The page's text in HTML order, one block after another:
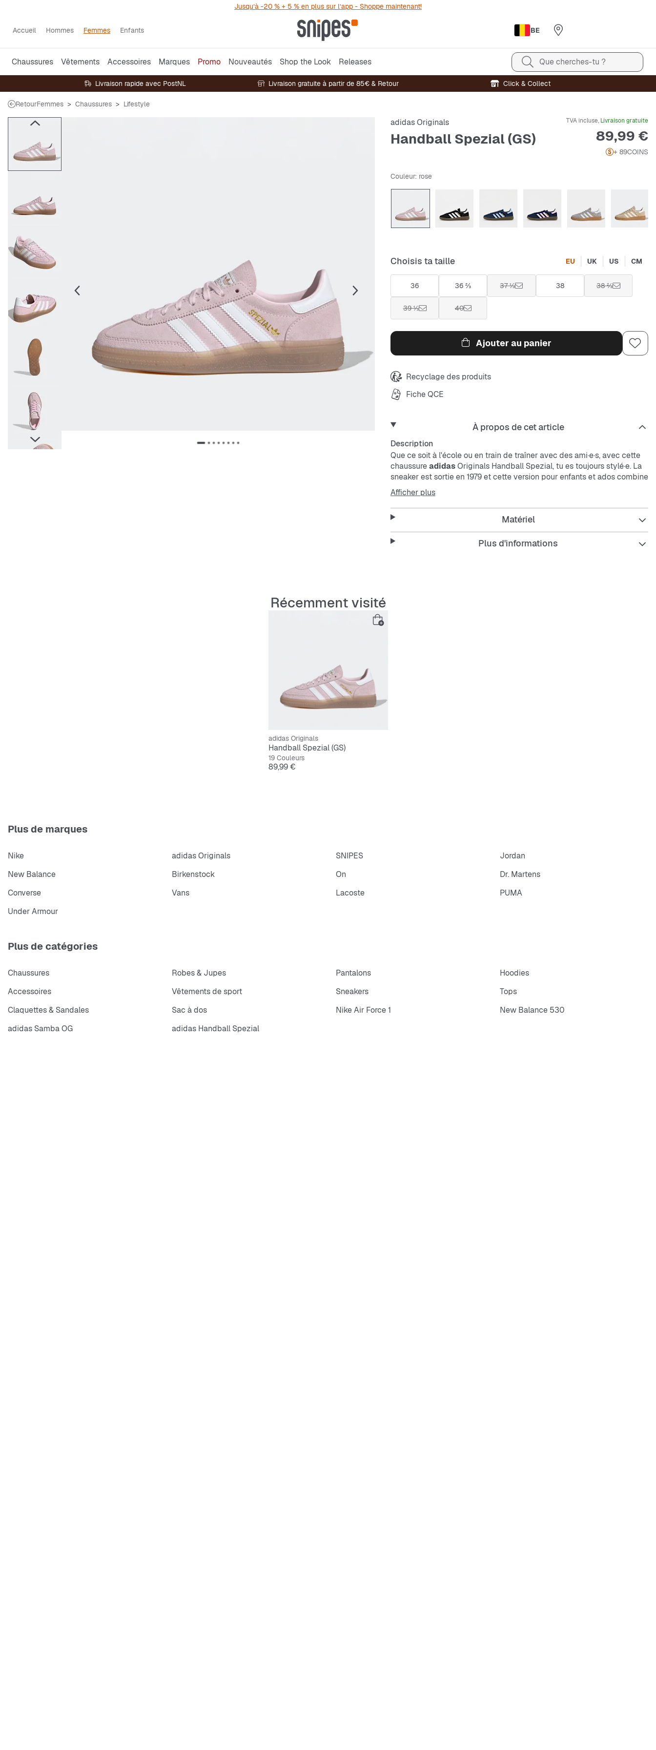
Jusqu’à -20 % + 5 % en plus sur l’app - Shoppe maintenant!
Accueil Hommes Femmes Enfants BE
Chaussures Vêtements Accessoires Marques Promo Nouveautés Shop the Look Releases Que cherches-tu ?
Livraison rapide avec PostNL Livraison gratuite à partir de 85€ & Retour Click & Collect
RetourFemmes Chaussures Lifestyle
adidas Originals
Handball Spezial (GS)
TVA incluse, Livraison gratuite
Prix
89,99 €
+ 89COINS
Couleur: rose
Choisis ta taille EU UK US CM
36 36 ⅔ 37 ⅓ 38 38 ⅔
39 ⅓ 40
Ajouter au panier
Recyclage des produits
Fiche QCE
À propos de cet article
Description
Que ce soit à l'école ou en train de traîner avec des ami·e·s, avec cette
chaussureadidasOriginals Handball Spezial, tu es toujours stylé·e. La
sneaker est sortie en 1979 et cette version pour enfants et ados combine
un design authentique des années 70 avec un confort moderne. La tige
en daim aux couleurs vives donne un look dynamique, tandis que la
semelle extérieure en caoutchouc assure une adhérence optimale.
Features
Afficher plus
Matériel
Plus d'informations
Récemment visité
adidas Originals
Handball Spezial (GS)
19 Couleurs
Prix
89,99 €
Plus de marques
Nike adidas Originals SNIPES
Jordan
New Balance
Birkenstock On
Dr. Martens
Converse
Vans Lacoste
PUMA
Under Armour
Plus de catégories
Chaussures Robes & Jupes Pantalons
Hoodies
Accessoires
Vêtements de sport Sneakers
Tops
Claquettes & Sandales
Sac à dos Nike Air Force 1
New Balance 530
adidas Samba OG
adidas Handball Spezial